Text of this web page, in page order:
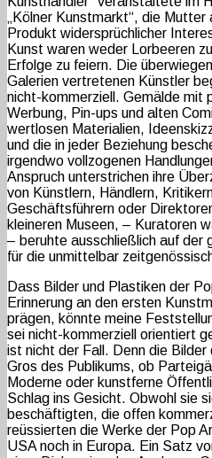
„Kölner Kunstmarkt“, die
Produkt widersprüchlicher
Kunst waren weder Lorbeeren
Erfolge zu feiern. Die
Galerien vertretenen Künstler
nicht-kommerziell. Gemälde mit
Werbung, Pin-ups und alten
wertlosen Materialien,
und die in jeder Beziehung
irgendwo vollzogenen
Anspruch unterstrichen ihre
von Künstlern, Händlern,
Geschäftsführern oder
kleineren Museen, – Kuratoren
– beruhte ausschließlich auf der
für die unmittelbar
Dass Bilder und Plastiken der
Erinnerung an den ersten
prägen, könnte meine
sei nicht-kommerziell orientiert
ist nicht der Fall. Denn die
Gros des Publikums, ob
Moderne oder kunstferne
Schlag ins Gesicht. Obwohl sie
beschäftigten, die offen
reüssierten die Werke der Pop
USA noch in Europa. Ein Satz